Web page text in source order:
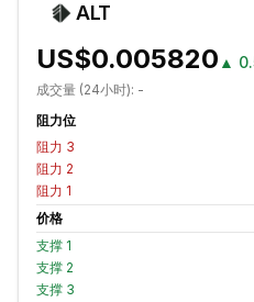
ALT
US$0.005820 ▲
成交量 (24小时): -
阻力位
阻力 3
阻力 2
阻力 1
价格
支撑 1
支撑 2
支撑 3